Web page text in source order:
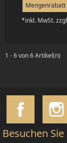
*inkl. MwSt.
1 - 6 von 6 Artikel(n)
Besuchen